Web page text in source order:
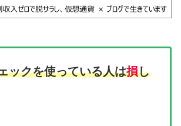
ックを使っている人は損し